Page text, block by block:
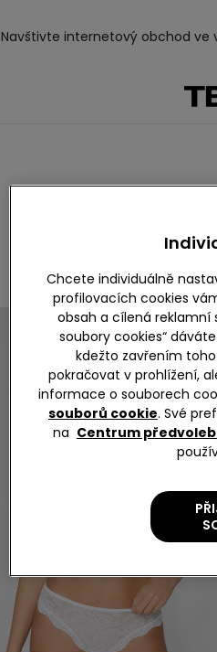
Navštivte internetový obchod ve
Chcete individuálně
profilovacích cookies
obsah a cílená reklamní
soubory cookies“
kdežto zavřením
pokračovat v prohlížení,
informace o souborech
souborů cookie. Své
na Centrum